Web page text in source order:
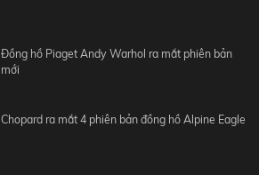
Đồng hồ Piaget Andy Warhol ra mắt phiên bản
mới
Chopard ra mắt 4 phiên bản đồng hồ Alpine Eagle